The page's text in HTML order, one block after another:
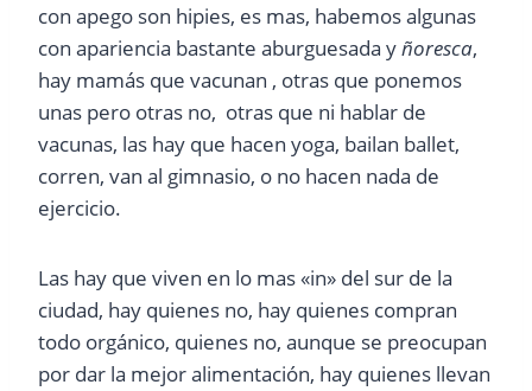
con apego son hipies, es mas, habemos algunas
con apariencia bastante aburguesada yñoresca,
hay mamás que vacunan , otras que ponemos
unas pero otras no, otras que ni hablar de
vacunas, las hay que hacen yoga, bailan ballet,
corren, van al gimnasio, o no hacen nada de
ejercicio.
Las hay que viven en lo mas «in» del sur de la
ciudad, hay quienes no, hay quienes compran
todo orgánico, quienes no, aunque se preocupan
por dar la mejor alimentación, hay quienes llevan